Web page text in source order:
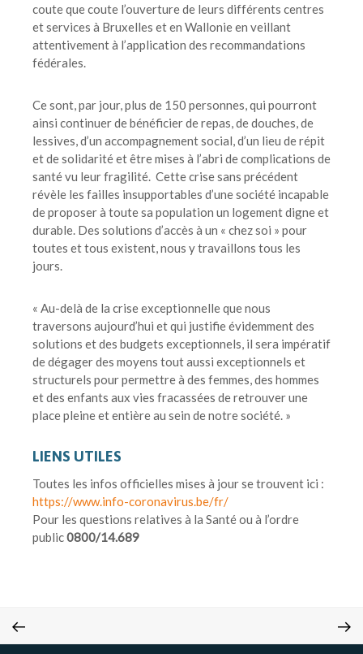
coute que coute l’ouverture de leurs différents centres
et services à Bruxelles et en Wallonie en veillant
attentivement à l’application des recommandations
fédérales.
Ce sont, par jour, plus de 150 personnes, qui pourront
ainsi continuer de bénéficier de repas, de douches, de
lessives, d’un accompagnement social, d’un lieu de répit
et de solidarité et être mises à l’abri de complications de
santé vu leur fragilité. Cette crise sans précédent
révèle les failles insupportables d’une société incapable
de proposer à toute sa population un logement digne et
durable. Des solutions d’accès à un « chez soi » pour
toutes et tous existent, nous y travaillons tous les
jours.
« Au-delà de la crise exceptionnelle que nous
traversons aujourd’hui et qui justifie évidemment des
solutions et des budgets exceptionnels, il sera impératif
de dégager des moyens tout aussi exceptionnels et
structurels pour permettre à des femmes, des hommes
et des enfants aux vies fracassées de retrouver une
place pleine et entière au sein de notre société. »
LIENS UTILES
Toutes les infos officielles mises à jour se trouvent ici :
https://www.info-coronavirus.be/fr/
Pour les questions relatives à la Santé ou à l’ordre
public0800/14.689